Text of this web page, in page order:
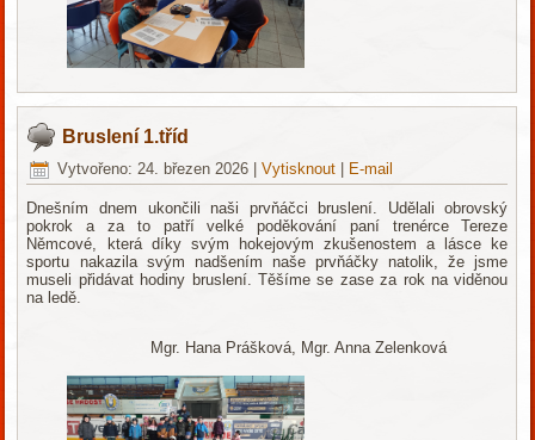
Bruslení 1.tříd
Vytvořeno: 24. březen 2026 |Vytisknout E-mail
Dnešním dnem ukončili naši prvňáčci bruslení. Udělali obrovský
pokrok a za to patří velké poděkování paní trenérce Tereze
Němcové, která díky svým hokejovým zkušenostem a lásce ke
sportu nakazila svým nadšením naše prvňáčky natolik, že jsme
museli přidávat hodiny bruslení. Těšíme se zase za rok na viděnou
na ledě.
Mgr. Hana Prášková, Mgr. Anna Zelenková